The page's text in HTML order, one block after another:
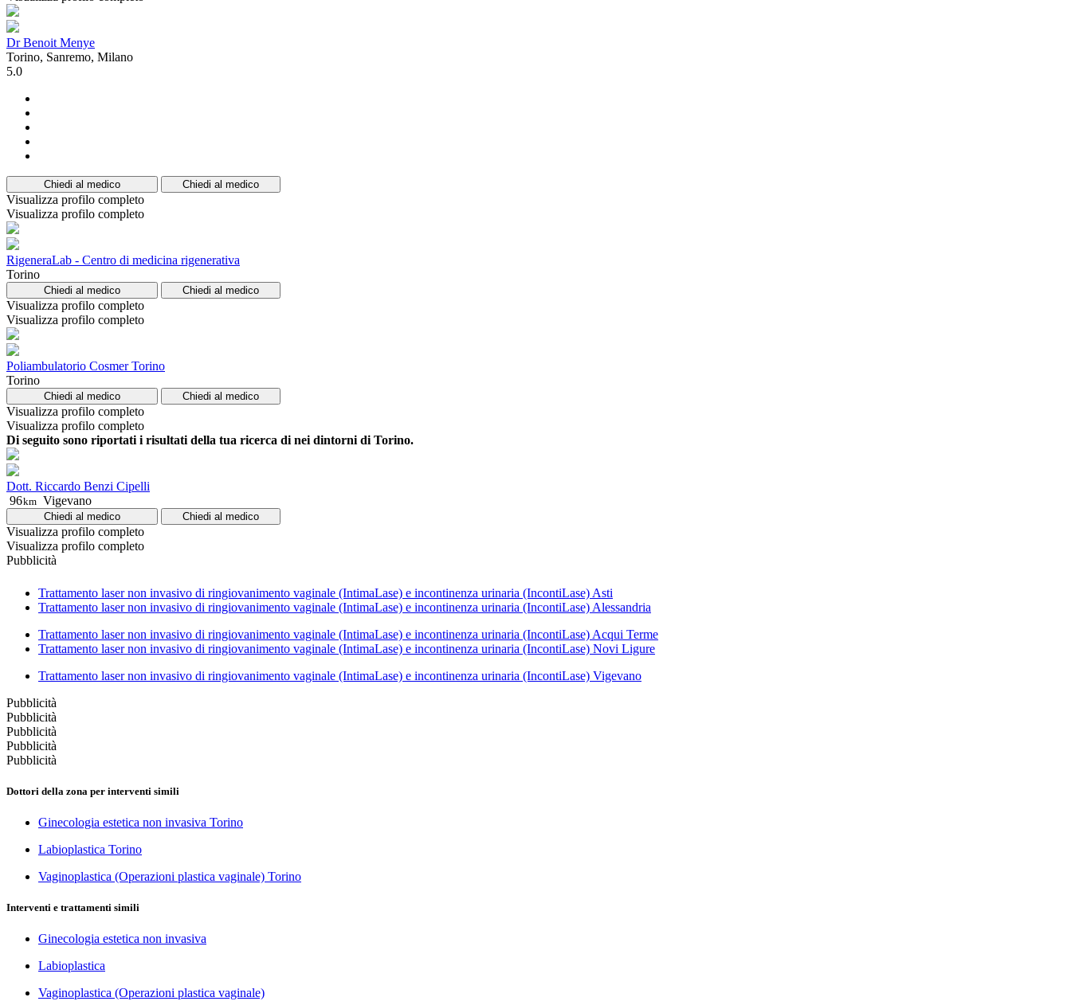
Dr Benoit Menye
Torino, Sanremo, Milano
5.0
Chiedi al medico Chiedi al medico
Visualizza profilo completo
Visualizza profilo completo
RigeneraLab - Centro di medicina rigenerativa
Torino
Chiedi al medico Chiedi al medico
Visualizza profilo completo
Visualizza profilo completo
Poliambulatorio Cosmer Torino
Torino
Chiedi al medico Chiedi al medico
Visualizza profilo completo
Visualizza profilo completo
Di seguito sono riportati i risultati della tua ricerca di nei dintorni di Torino.
Dott. Riccardo Benzi Cipelli
96km Vigevano
Chiedi al medico Chiedi al medico
Visualizza profilo completo
Visualizza profilo completo
Pubblicità
Trattamento laser non invasivo di ringiovanimento vaginale (IntimaLase) e incontinenza urinaria (IncontiLase) Asti
Trattamento laser non invasivo di ringiovanimento vaginale (IntimaLase) e incontinenza urinaria (IncontiLase) Alessandria
Trattamento laser non invasivo di ringiovanimento vaginale (IntimaLase) e incontinenza urinaria (IncontiLase) Acqui Terme
Trattamento laser non invasivo di ringiovanimento vaginale (IntimaLase) e incontinenza urinaria (IncontiLase) Novi Ligure
Trattamento laser non invasivo di ringiovanimento vaginale (IntimaLase) e incontinenza urinaria (IncontiLase) Vigevano
Pubblicità
Pubblicità
Pubblicità
Pubblicità
Pubblicità
Dottori della zona per interventi simili
Ginecologia estetica non invasiva Torino
Labioplastica Torino
Vaginoplastica (Operazioni plastica vaginale) Torino
Interventi e trattamenti simili
Ginecologia estetica non invasiva
Labioplastica
Vaginoplastica (Operazioni plastica vaginale)